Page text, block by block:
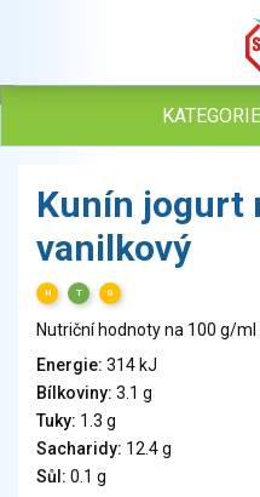
Vejce
Mléko
Sýry
Veganské a vegetariánské
Tuky
Obiloviny, mouka, cereální
Chléb, pečivo, křehké
Přílohy
Kunín jogurt
vanilkový
H T S
Nutriční hodnoty na 100 g/ml
Energie: 314 kJ
Bílkoviny: 3.1 g
Tuky: 1.3 g
Sacharidy: 12.4 g
Sůl: 0.1 g